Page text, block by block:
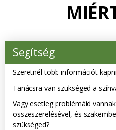
Segítség
Szeretnél több információt
Tanácsra van szükséged a
Vagy esetleg problémáid
összeszerelésével, és
szükséged?